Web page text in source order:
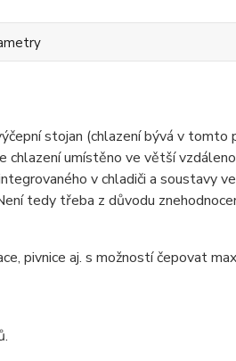
stojan (chlazení bývá v tomto
chlazení umístěno ve větší
v chladiči a soustavy
tedy třeba z důvodu
pivnice aj. s možností čepovat